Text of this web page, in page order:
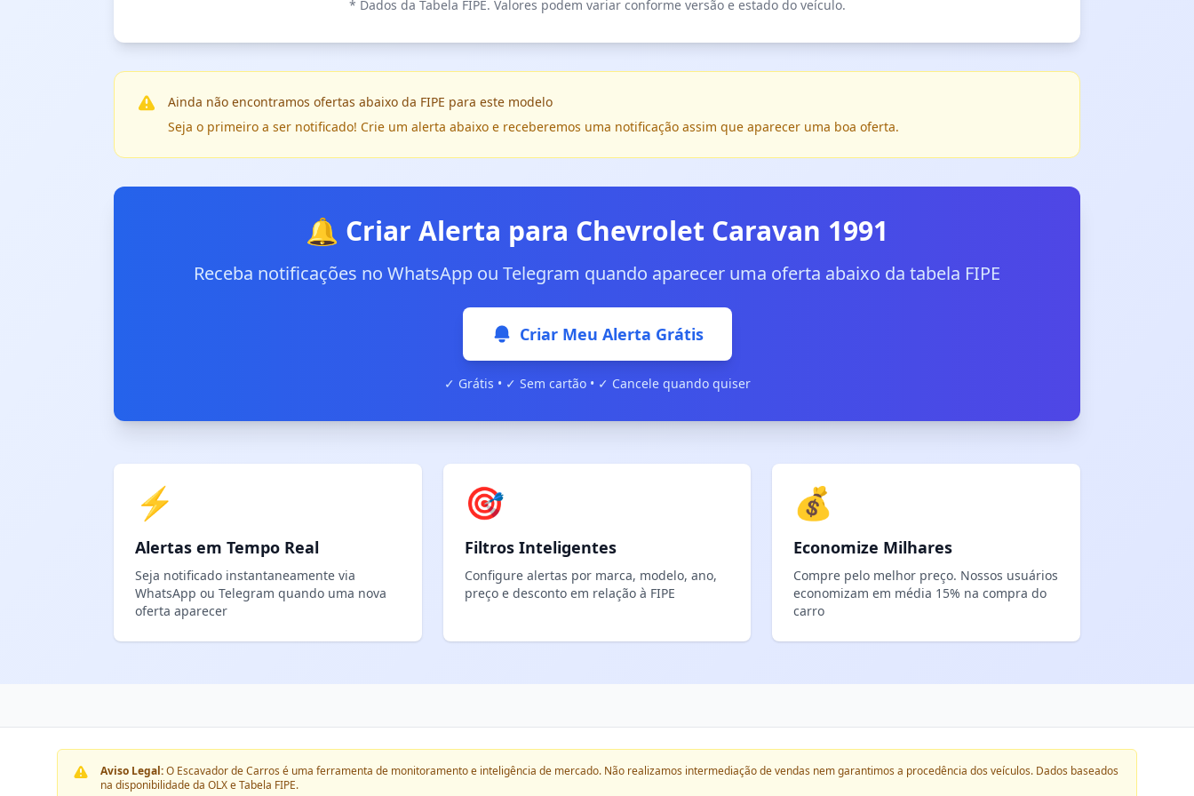
* Dados da Tabela FIPE. Valores podem variar conforme versão e estado do veículo.
Ainda não encontramos ofertas abaixo da FIPE para este modelo
Seja o primeiro a ser notificado! Crie um alerta abaixo e receberemos uma notificação assim que aparecer uma boa oferta.
🔔 Criar Alerta para Chevrolet Caravan 1991
Receba notificações no WhatsApp ou Telegram quando aparecer uma oferta abaixo da tabela FIPE
Criar Meu Alerta Grátis
✓ Grátis • ✓ Sem cartão • ✓ Cancele quando quiser
⚡
Alertas em Tempo Real
Seja notificado instantaneamente via
WhatsApp ou Telegram quando uma nova
oferta aparecer
🎯
Filtros Inteligentes
Configure alertas por marca, modelo, ano,
preço e desconto em relação à FIPE
💰
Economize Milhares
Compre pelo melhor preço. Nossos usuários
economizam em média 15% na compra do
carro
Aviso Legal:O Escavador de Carros é uma ferramenta de monitoramento e inteligência de mercado. Não realizamos intermediação de vendas nem garantimos a procedência dos veículos. Dados baseados
na disponibilidade da OLX e Tabela FIPE.